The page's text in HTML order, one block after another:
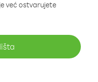
već ostvarujete